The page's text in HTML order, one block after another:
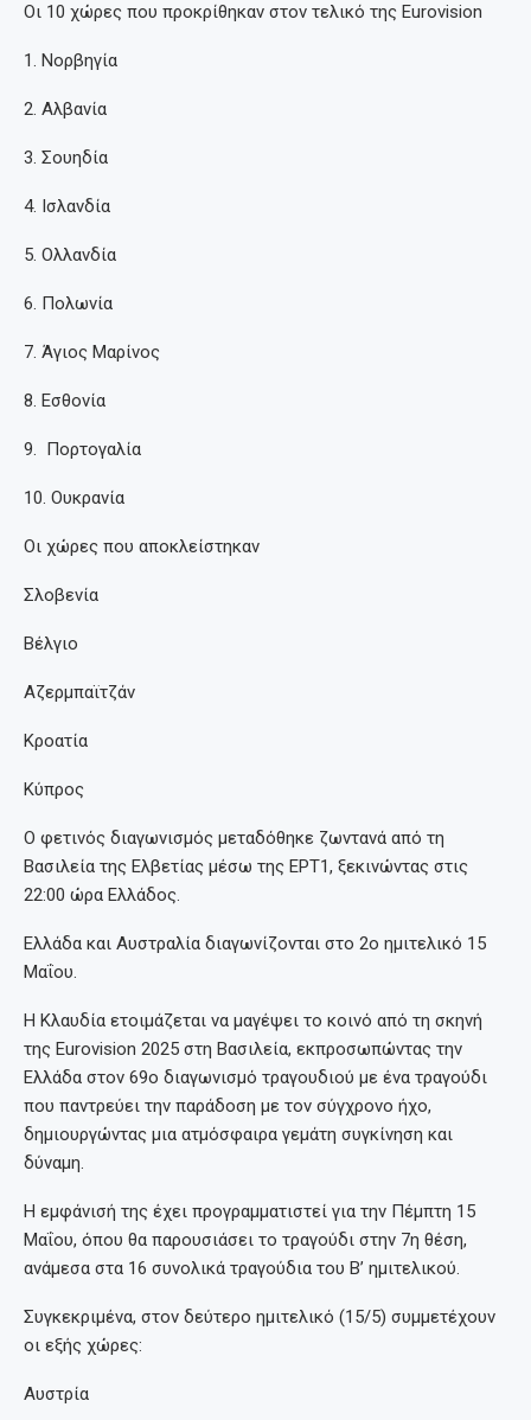
Οι 10 χώρες που προκρίθηκαν στον τελικό της Eurovision
1. Νορβηγία
2. Αλβανία
3. Σουηδία
4. Ισλανδία
5. Ολλανδία
6. Πολωνία
7. Άγιος Μαρίνος
8. Εσθονία
9. Πορτογαλία
10. Ουκρανία
Οι χώρες που αποκλείστηκαν
Σλοβενία
Βέλγιο
Αζερμπαϊτζάν
Κροατία
Κύπρος
Ο φετινός διαγωνισμός μεταδόθηκε ζωντανά από τη
Βασιλεία της Ελβετίας μέσω της ΕΡΤ1, ξεκινώντας στις
22:00 ώρα Ελλάδος.
Ελλάδα και Αυστραλία διαγωνίζονται στο 2ο ημιτελικό 15
Μαΐου.
Η Κλαυδία ετοιμάζεται να μαγέψει το κοινό από τη σκηνή
της Eurovision 2025 στη Βασιλεία, εκπροσωπώντας την
Ελλάδα στον 69ο διαγωνισμό τραγουδιού με ένα τραγούδι
που παντρεύει την παράδοση με τον σύγχρονο ήχο,
δημιουργώντας μια ατμόσφαιρα γεμάτη συγκίνηση και
δύναμη.
Η εμφάνισή της έχει προγραμματιστεί για την Πέμπτη 15
Μαΐου, όπου θα παρουσιάσει το τραγούδι στην 7η θέση,
ανάμεσα στα 16 συνολικά τραγούδια του Β’ ημιτελικού.
Συγκεκριμένα, στον δεύτερο ημιτελικό (15/5) συμμετέχουν
οι εξής χώρες:
Αυστρία